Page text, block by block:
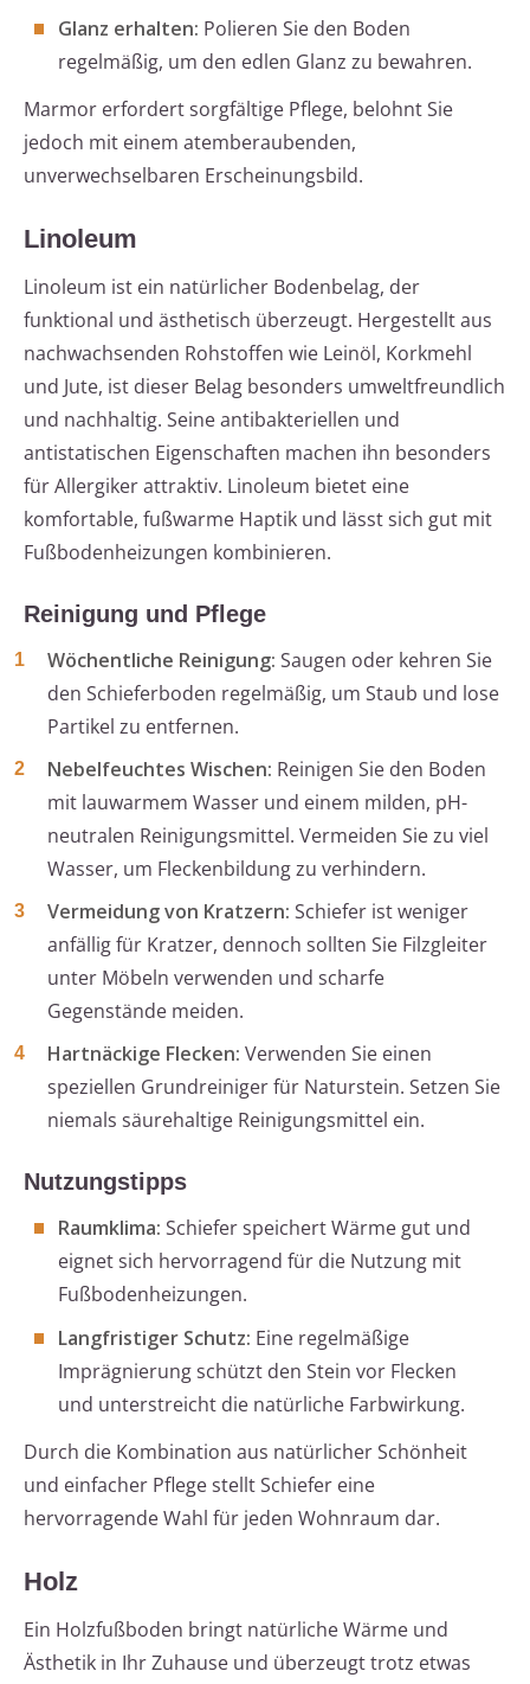
Glanz erhalten: Polieren Sie den Boden
regelmäßig, um den edlen Glanz zu bewahren.
Marmor erfordert sorgfältige Pflege, belohnt Sie
jedoch mit einem atemberaubenden,
unverwechselbaren Erscheinungsbild.
Linoleum
Linoleum ist ein natürlicher Bodenbelag, der
funktional und ästhetisch überzeugt. Hergestellt aus
nachwachsenden Rohstoffen wie Leinöl, Korkmehl
und Jute, ist dieser Belag besonders umweltfreundlich
und nachhaltig. Seine antibakteriellen und
antistatischen Eigenschaften machen ihn besonders
für Allergiker attraktiv. Linoleum bietet eine
komfortable, fußwarme Haptik und lässt sich gut mit
Fußbodenheizungen kombinieren.
Reinigung und Pflege
Wöchentliche Reinigung: Saugen oder kehren Sie
den Schieferboden regelmäßig, um Staub und lose
Partikel zu entfernen.
Nebelfeuchtes Wischen: Reinigen Sie den Boden
mit lauwarmem Wasser und einem milden, pH-
neutralen Reinigungsmittel. Vermeiden Sie zu viel
Wasser, um Fleckenbildung zu verhindern.
Vermeidung von Kratzern: Schiefer ist weniger
anfällig für Kratzer, dennoch sollten Sie Filzgleiter
unter Möbeln verwenden und scharfe
Gegenstände meiden.
Hartnäckige Flecken: Verwenden Sie einen
speziellen Grundreiniger für Naturstein. Setzen Sie
niemals säurehaltige Reinigungsmittel ein.
Nutzungstipps
Raumklima: Schiefer speichert Wärme gut und
eignet sich hervorragend für die Nutzung mit
Fußbodenheizungen.
Langfristiger Schutz: Eine regelmäßige
Imprägnierung schützt den Stein vor Flecken
und unterstreicht die natürliche Farbwirkung.
Durch die Kombination aus natürlicher Schönheit
und einfacher Pflege stellt Schiefer eine
hervorragende Wahl für jeden Wohnraum dar.
Holz
Ein Holzfußboden bringt natürliche Wärme und
Ästhetik in Ihr Zuhause und überzeugt trotz etwas